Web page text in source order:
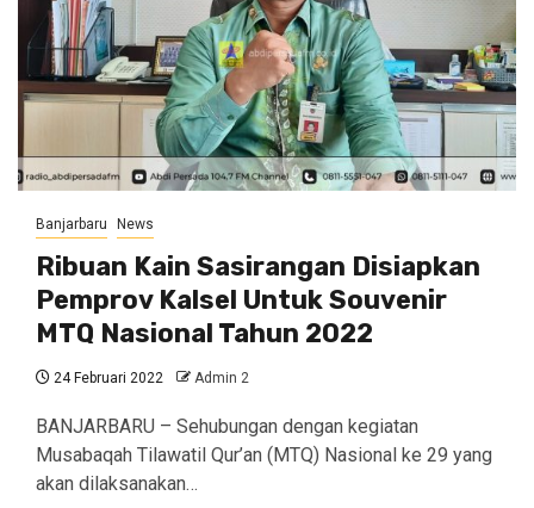
Banjarbaru News
Ribuan Kain Sasirangan Disiapkan
Pemprov Kalsel Untuk Souvenir
MTQ Nasional Tahun 2022
24 Februari 2022 Admin 2
BANJARBARU – Sehubungan dengan kegiatan
Musabaqah Tilawatil Qur’an (MTQ) Nasional ke 29 yang
akan dilaksanakan…